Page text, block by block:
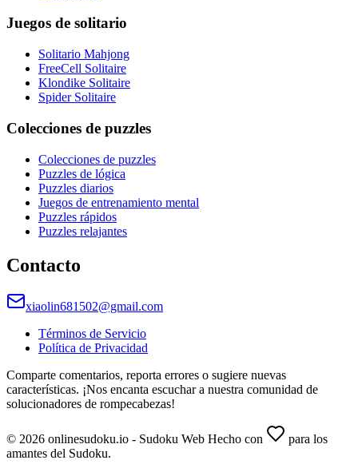
Juegos de solitario
Solitario Mahjong
FreeCell Solitaire
Klondike Solitaire
Spider Solitaire
Colecciones de puzzles
Colecciones de puzzles
Puzzles de lógica
Puzzles diarios
Juegos de entrenamiento mental
Puzzles rápidos
Puzzles relajantes
Contacto
xiaolin681502@gmail.com
Términos de Servicio
Política de Privacidad
Comparte comentarios, reporta errores o sugiere nuevas
características. ¡Nos encanta escuchar a nuestra comunidad de
solucionadores de rompecabezas!
© 2026 onlinesudoku.io - Sudoku Web Hecho con
para los
amantes del Sudoku.